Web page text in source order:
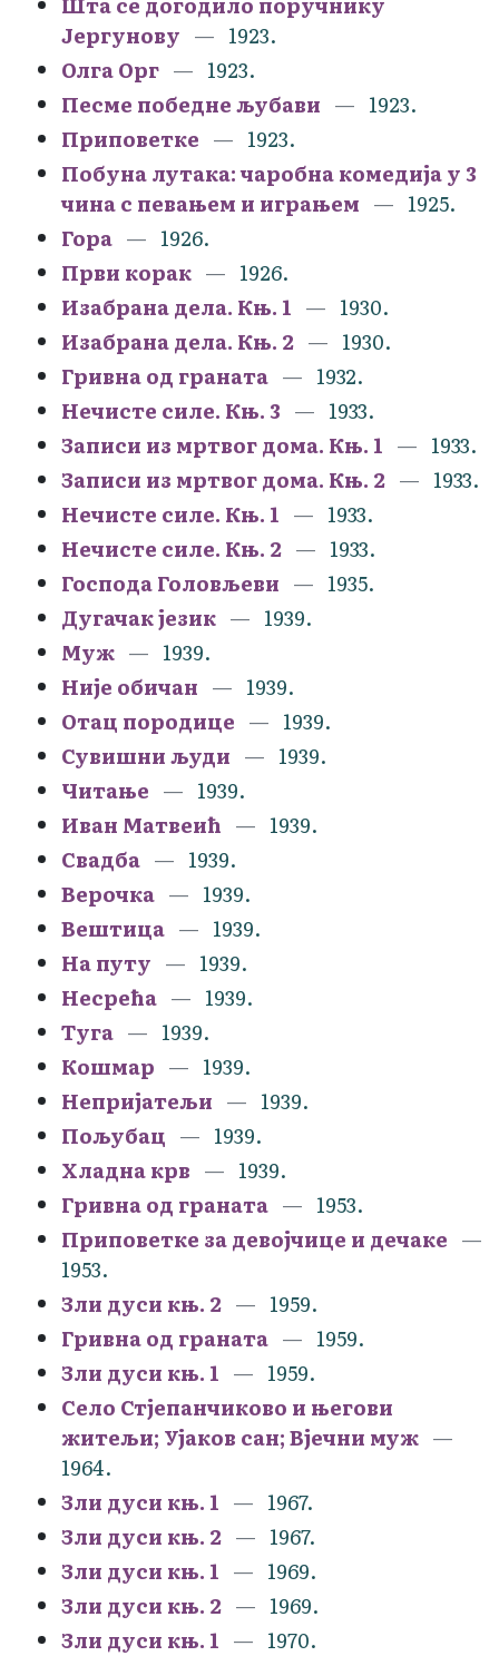
Јергунову
1923.
Олга Орг
1923.
Песме победне љубави
1923.
Приповетке
1923.
Побуна лутака: чаробна комедија у 3
чина с певањем и играњем
1925.
Гора
1926.
Први корак
1926.
Изабрана дела. Књ. 1
1930.
Изабрана дела. Књ. 2
1930.
Гривна од граната
1932.
Нечисте силе. Књ. 3
1933.
Записи из мртвог дома. Књ. 1
1933.
Записи из мртвог дома. Књ. 2
1933.
Нечисте силе. Књ. 1
1933.
Нечисте силе. Књ. 2
1933.
Господа Головљеви
1935.
Дугачак језик
1939.
Муж
1939.
Није обичан
1939.
Отац породице
1939.
Сувишни људи
1939.
Читање
1939.
Иван Матвеић
1939.
Свадба
1939.
Верочка
1939.
Вештица
1939.
На путу
1939.
Несрећа
1939.
Туга
1939.
Кошмар
1939.
Непријатељи
1939.
Пољубац
1939.
Хладна крв
1939.
Гривна од граната
1953.
Приповетке за девојчице и дечаке
1953.
Зли дуси књ. 2
1959.
Гривна од граната
1959.
Зли дуси књ. 1
1959.
Село Стјепанчиково и његови
житељи; Ујаков сан; Вјечни муж
1964.
Зли дуси књ. 1
1967.
Зли дуси књ. 2
1967.
Зли дуси књ. 1
1969.
Зли дуси књ. 2
1969.
Зли дуси књ. 1
1970.